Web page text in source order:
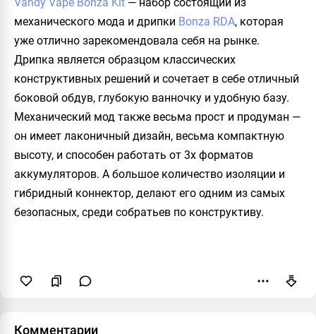
механического мода и дрипки Bonza RDA, которая
уже отлично зарекомендовала себя на рынке.
Дрипка является образцом классических
конструктивных решений и сочетает в себе отличный
боковой обдув, глубокую ванночку и удобную базу.
Механический мод также весьма прост и продуман —
он имеет лаконичный дизайн, весьма компактную
высоту, и способен работать от 3х форматов
аккумуляторов. А большое количество изоляции и
гибридный коннектор, делают его одним из самых
безопасных, среди собратьев по конструктиву.
Комментарии